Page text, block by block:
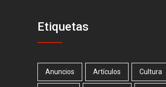
Etiquetas
Anuncios Artículos Cultura